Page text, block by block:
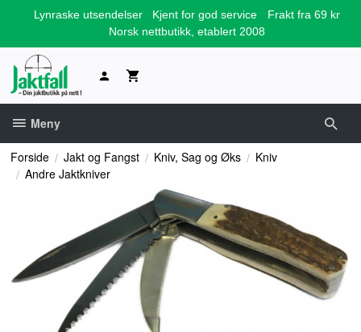
Lynraske utsendelser Kjent for god service
Frakt fra 69 kr
Norsk nettbutikk, etablert 2008
Meny
Forside Jakt og Fangst Kniv, Sag og Øks
Kniv
Andre Jaktkniver